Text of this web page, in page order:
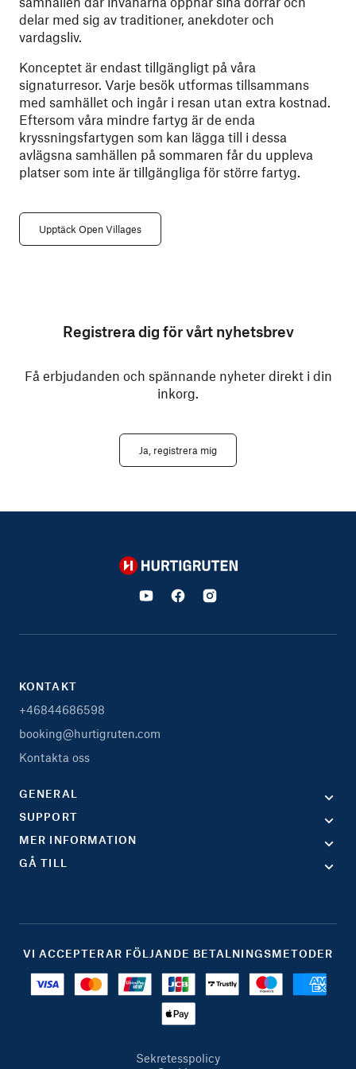
delar med sig av traditioner, anekdoter och
vardagsliv.
Konceptet är endast tillgängligt på våra
signaturresor. Varje besök utformas tillsammans
med samhället och ingår i resan utan extra kostnad.
Eftersom våra mindre fartyg är de enda
kryssningsfartygen som kan lägga till i dessa
avlägsna samhällen på sommaren får du uppleva
platser som inte är tillgängliga för större fartyg.
Upptäck Open Villages
Registrera dig för vårt nyhetsbrev
Få erbjudanden och spännande nyheter direkt i din
inkorg.
Ja, registrera mig
Hurtigruten
KONTAKT
+46844686598
booking@hurtigruten.com
Kontakta oss
GENERAL
SUPPORT
MER INFORMATION
GÅ TILL
VI ACCEPTERAR FÖLJANDE BETALNINGSMETODER
Sekretesspolicy